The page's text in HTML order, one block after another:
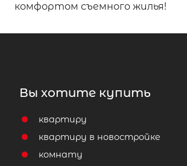
комфортом съемного жилья!
Вы хотите купить
квартиру
квартиру в новостройке
комнату